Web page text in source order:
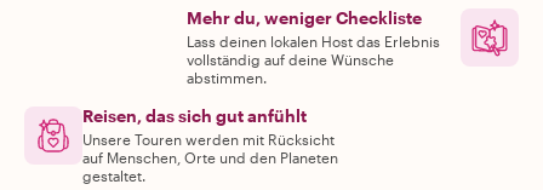
Mehr du, weniger Checkliste
Lass deinen lokalen Host das Erlebnis
vollständig auf deine Wünsche
abstimmen.
Reisen, das sich gut anfühlt
Unsere Touren werden mit Rücksicht
auf Menschen, Orte und den Planeten
gestaltet.